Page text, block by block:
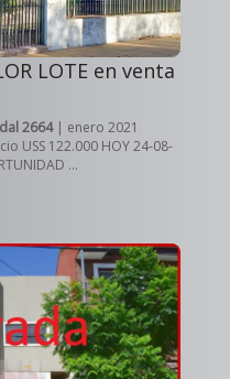
LOTE en venta
2664| enero 2021
USS 122.000 HOY 24-08-
...